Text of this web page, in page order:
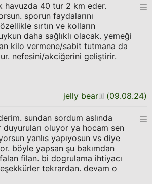
havuzda 40 tur 2 km eder.
sporun faydalarını
sırtın ve kolların
daha sağlıklı olacak. yemeği
kilo vermene/sabit tutmana da
nefesini/akciğerini geliştirir.
jelly bear (09.08.24)
sundan sordum aslında
duyuruları oluyor ya hocam sen
yanlıs yapıyosun vs diye
böyle yapsan şu bakımdan
filan. bi dogrulama ihtiyacı
tekrardan. devam o